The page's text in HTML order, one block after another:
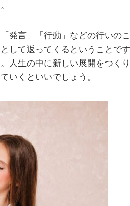
発言」「行動」などの行いの
して返ってくるということで
人生の中に新しい展開をつく
いくといいでしょう。